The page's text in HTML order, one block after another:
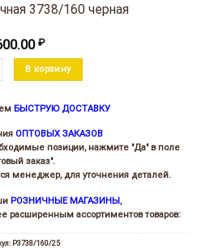
3738/160 черная
₽
товара Резинка башмачная 3738/160 черная
В корзину
БЫСТРУЮ ДОСТАВКУ
ОПТОВЫХ ЗАКАЗОВ
позиции, нажмите "Да" в поле
заказ".
менеджер, для уточнения деталей.
РОЗНИЧНЫЕ МАГАЗИНЫ,
расширенным ассортиментов товаров:
Р3738/160/25